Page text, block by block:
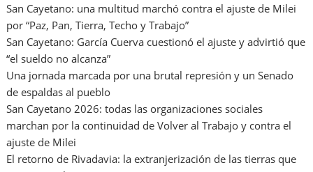
San Cayetano: una multitud marchó contra el ajuste de Milei
por “Paz, Pan, Tierra, Techo y Trabajo”
San Cayetano: García Cuerva cuestionó el ajuste y advirtió que
“el sueldo no alcanza”
Una jornada marcada por una brutal represión y un Senado
de espaldas al pueblo
San Cayetano 2026: todas las organizaciones sociales
marchan por la continuidad de Volver al Trabajo y contra el
ajuste de Milei
El retorno de Rivadavia: la extranjerización de las tierras que